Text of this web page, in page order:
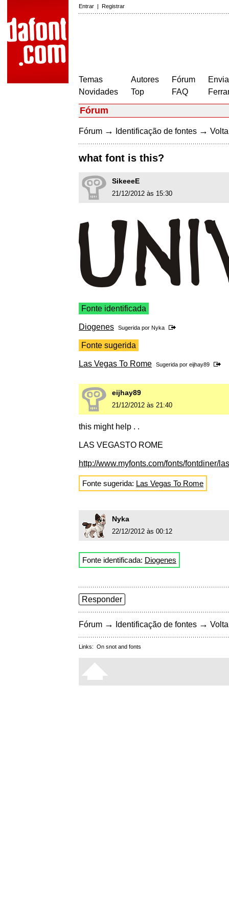
Entrar | Registrar
Temas
Novidades
Autores
Top
Fórum
FAQ
Fórum
Fórum → Identificação de fontes →
what font is this?
SikeeeE
21/12/2012 às 15:30
Fonte identificada
Diogenes Sugerida por Nyka
Fonte sugerida
Las Vegas To Rome Sugerida por eijhay89
eijhay89
21/12/2012 às 21:40
this might help . .
LAS VEGASTO ROME
http://www.myfonts.com/fonts/fontdiner/
Fonte sugerida: Las Vegas To Rome
Nyka
22/12/2012 às 00:12
Fonte identificada: Diogenes
Responder
Fórum → Identificação de fontes →
Links: On snot and fonts